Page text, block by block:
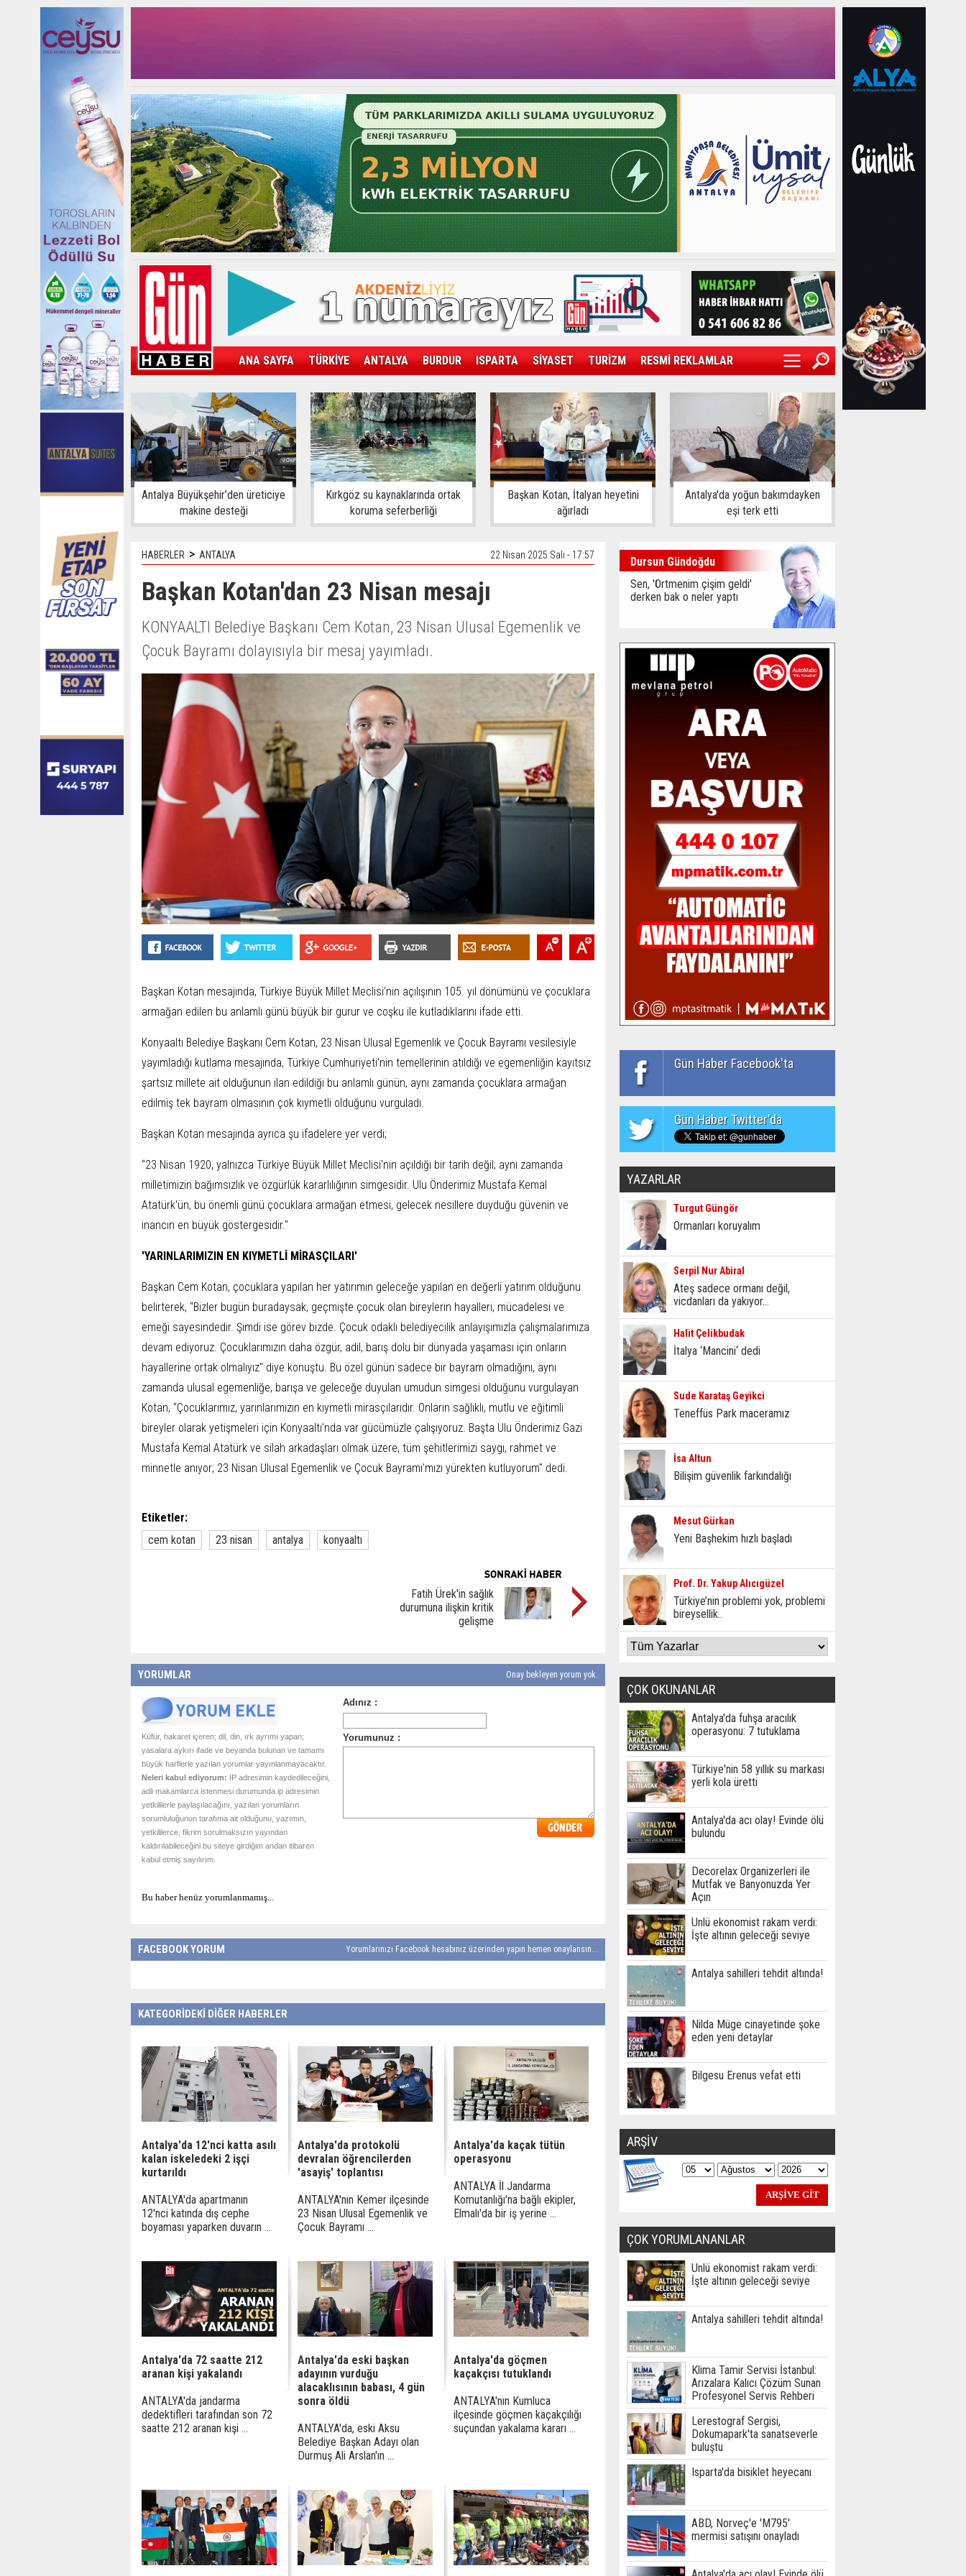
ANA SAYFA TÜRKİYE ANTALYA BURDUR ISPARTA SİYASET TURİZM RESMİ REKLAMLAR
KAMPÜS SPOR GÜN'ÜN ÜRÜNÜ SAĞLIK EKONOMİ DÜNYA
Antalya Büyükşehir’den üreticiye
makine desteği
Kırkgöz su kaynaklarında ortak
koruma seferberliği
Başkan Kotan, İtalyan heyetini
ağırladı
Antalya'da yoğun bakımdayken
eşi terk etti
HABERLER > ANTALYA 22 Nisan 2025 Salı - 17:57
Başkan Kotan'dan 23 Nisan mesajı
KONYAALTI Belediye Başkanı Cem Kotan, 23 Nisan Ulusal Egemenlik ve
Çocuk Bayramı dolayısıyla bir mesaj yayımladı.
Başkan Kotan mesajında, Türkiye Büyük Millet Meclisi'nin açılışının 105. yıl dönümünü ve çocuklara
armağan edilen bu anlamlı günü büyük bir gurur ve coşku ile kutladıklarını ifade etti.
Konyaaltı Belediye Başkanı Cem Kotan, 23 Nisan Ulusal Egemenlik ve Çocuk Bayramı vesilesiyle
yayımladığı kutlama mesajında, Türkiye Cumhuriyeti'nin temellerinin atıldığı ve egemenliğin kayıtsız
şartsız millete ait olduğunun ilan edildiği bu anlamlı günün, aynı zamanda çocuklara armağan
edilmiş tek bayram olmasının çok kıymetli olduğunu vurguladı.
Başkan Kotan mesajında ayrıca şu ifadelere yer verdi;
“23 Nisan 1920, yalnızca Türkiye Büyük Millet Meclisi'nin açıldığı bir tarih değil; aynı zamanda
milletimizin bağımsızlık ve özgürlük kararlılığının simgesidir. Ulu Önderimiz Mustafa Kemal
Atatürk'ün, bu önemli günü çocuklara armağan etmesi, gelecek nesillere duyduğu güvenin ve
inancın en büyük göstergesidir."
'YARINLARIMIZIN EN KIYMETLİ MİRASÇILARI'
Başkan Cem Kotan, çocuklara yapılan her yatırımın geleceğe yapılan en değerli yatırım olduğunu
belirterek, “Bizler bugün buradaysak, geçmişte çocuk olan bireylerin hayalleri, mücadelesi ve
emeği sayesindedir. Şimdi ise görev bizde. Çocuk odaklı belediyecilik anlayışımızla çalışmalarımıza
devam ediyoruz. Çocuklarımızın daha özgür, adil, barış dolu bir dünyada yaşaması için onların
hayallerine ortak olmalıyız" diye konuştu. Bu özel günün sadece bir bayram olmadığını, aynı
zamanda ulusal egemenliğe, barışa ve geleceğe duyulan umudun simgesi olduğunu vurgulayan
Kotan, “Çocuklarımız, yarınlarımızın en kıymetli mirasçılarıdır. Onların sağlıklı, mutlu ve eğitimli
bireyler olarak yetişmeleri için Konyaaltı'nda var gücümüzle çalışıyoruz. Başta Ulu Önderimiz Gazi
Mustafa Kemal Atatürk ve silah arkadaşları olmak üzere, tüm şehitlerimizi saygı, rahmet ve
minnetle anıyor; 23 Nisan Ulusal Egemenlik ve Çocuk Bayramı'mızı yürekten kutluyorum" dedi.
Etiketler:
cem kotan
23 nisan antalya konyaaltı
Fatih Ürek'in sağlık
durumuna ilişkin kritik
gelişme
YORUMLAR Onay bekleyen yorum yok.
Küfür, hakaret içeren; dil, din, ırk ayrımı yapan;
yasalara aykırı ifade ve beyanda bulunan ve tamamı
büyük harflerle yazılan yorumlar yayınlanmayacaktır.
Neleri kabul ediyorum: IP adresimin kaydedileceğini,
adli makamlarca istenmesi durumunda ip adresimin
yetkililerle paylaşılacağını, yazılan yorumların
sorumluluğunun tarafıma ait olduğunu, yazımın,
yetkililerce, fikrim sorulmaksızın yayından
kaldırılabileceğini bu siteye girdiğim andan itibaren
kabul etmiş sayılırım.
Bu haber henüz yorumlanmamış...
FACEBOOK YORUM Yorumlarınızı Facebook hesabınız üzerinden yapın hemen onaylansın...
KATEGORİDEKİ DİĞER HABERLER
Antalya'da 12'nci katta asılı
kalan iskeledeki 2 işçi
kurtarıldı
ANTALYA'da apartmanın
12'nci katında dış cephe
boyaması yaparken duvarın ...
Antalya'da protokolü
devralan öğrencilerden
'asayiş' toplantısı
ANTALYA'nın Kemer ilçesinde
23 Nisan Ulusal Egemenlik ve
Çocuk Bayramı ...
Antalya'da kaçak tütün
operasyonu
ANTALYA İl Jandarma
Komutanlığı'na bağlı ekipler,
Elmalı'da bir iş yerine ...
Antalya'da 72 saatte 212
aranan kişi yakalandı
ANTALYA'da jandarma
dedektifleri tarafından son 72
saatte 212 aranan kişi ...
Antalya'da eski başkan
adayının vurduğu
alacaklısının babası, 4 gün
sonra öldü
ANTALYA'da, eski Aksu
Belediye Başkan Adayı olan
Durmuş Ali Arslan'ın ...
Antalya'da göçmen
kaçakçısı tutuklandı
ANTALYA'nın Kumluca
ilçesinde göçmen kaçakçılığı
suçundan yakalama kararı ...
Dursun Gündoğdu
Sen, 'Örtmenim çişim geldi'
derken bak o neler yaptı
Gün Haber Facebook'ta
Gün Haber Twitter'da
YAZARLAR
Turgut Güngör
Ormanları koruyalım
Serpil Nur Abiral
Ateş sadece ormanı değil,
vicdanları da yakıyor...
Halit Çelikbudak
İtalya ‘Mancini‘ dedi
Sude Karataş Geyikci
Teneffüs Park maceramız
İsa Altun
Bilişim güvenlik farkındalığı
Mesut Gürkan
Yeni Başhekim hızlı başladı
Prof. Dr. Yakup Alıcıgüzel
Türkiye’nin problemi yok, problemi
bireysellik..
ÇOK OKUNANLAR
Antalya'da fuhşa aracılık
operasyonu: 7 tutuklama
Türkiye'nin 58 yıllık su markası
yerli kola üretti
Antalya'da acı olay! Evinde ölü
bulundu
Decorelax Organizerleri ile
Mutfak ve Banyonuzda Yer
Açın
Ünlü ekonomist rakam verdi:
İşte altının geleceği seviye
Antalya sahilleri tehdit altında!
Nilda Müge cinayetinde şoke
eden yeni detaylar
Bilgesu Erenus vefat etti
ARŞİV
ÇOK YORUMLANANLAR
Ünlü ekonomist rakam verdi:
İşte altının geleceği seviye
Antalya sahilleri tehdit altında!
Klima Tamir Servisi İstanbul:
Arızalara Kalıcı Çözüm Sunan
Profesyonel Servis Rehberi
Lerestograf Sergisi,
Dokumapark'ta sanatseverle
buluştu
Isparta'da bisiklet heyecanı
ABD, Norveç'e 'M795'
mermisi satışını onayladı